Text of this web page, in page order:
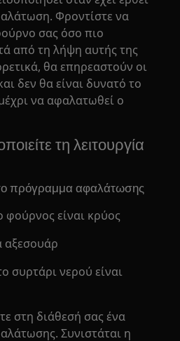
Φροντίστε να
σας όσο πιο
από τη λήψη αυτής της
θα επηρεαστούν οι
δεν θα είναι δυνατό το
να αφαλατωθεί ο
τη λειτουργία
πρόγραμμα αφαλάτωσης
φούρνος είναι κρύος
αξεσουάρ
συρτάρι νερού είναι
στη διάθεσή σας ένα
Συνιστάται η